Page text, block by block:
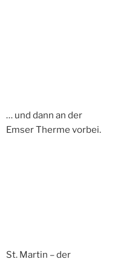
… und dann an der
Emser Therme vorbei.
St. Martin – der